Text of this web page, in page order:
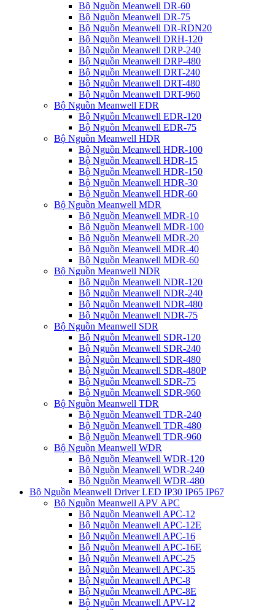
Bộ Nguồn Meanwell DR-60
Bộ Nguồn Meanwell DR-75
Bộ Nguồn Meanwell DR-RDN20
Bộ Nguồn Meanwell DRH-120
Bộ Nguồn Meanwell DRP-240
Bộ Nguồn Meanwell DRP-480
Bộ Nguồn Meanwell DRT-240
Bộ Nguồn Meanwell DRT-480
Bộ Nguồn Meanwell DRT-960
Bộ Nguồn Meanwell EDR
Bộ Nguồn Meanwell EDR-120
Bộ Nguồn Meanwell EDR-75
Bộ Nguồn Meanwell HDR
Bộ Nguồn Meanwell HDR-100
Bộ Nguồn Meanwell HDR-15
Bộ Nguồn Meanwell HDR-150
Bộ Nguồn Meanwell HDR-30
Bộ Nguồn Meanwell HDR-60
Bộ Nguồn Meanwell MDR
Bộ Nguồn Meanwell MDR-10
Bộ Nguồn Meanwell MDR-100
Bộ Nguồn Meanwell MDR-20
Bộ Nguồn Meanwell MDR-40
Bộ Nguồn Meanwell MDR-60
Bộ Nguồn Meanwell NDR
Bộ Nguồn Meanwell NDR-120
Bộ Nguồn Meanwell NDR-240
Bộ Nguồn Meanwell NDR-480
Bộ Nguồn Meanwell NDR-75
Bộ Nguồn Meanwell SDR
Bộ Nguồn Meanwell SDR-120
Bộ Nguồn Meanwell SDR-240
Bộ Nguồn Meanwell SDR-480
Bộ Nguồn Meanwell SDR-480P
Bộ Nguồn Meanwell SDR-75
Bộ Nguồn Meanwell SDR-960
Bộ Nguồn Meanwell TDR
Bộ Nguồn Meanwell TDR-240
Bộ Nguồn Meanwell TDR-480
Bộ Nguồn Meanwell TDR-960
Bộ Nguồn Meanwell WDR
Bộ Nguồn Meanwell WDR-120
Bộ Nguồn Meanwell WDR-240
Bộ Nguồn Meanwell WDR-480
Bộ Nguồn Meanwell Driver LED IP30 IP65 IP67
Bộ Nguồn Meanwell APV APC
Bộ Nguồn Meanwell APC-12
Bộ Nguồn Meanwell APC-12E
Bộ Nguồn Meanwell APC-16
Bộ Nguồn Meanwell APC-16E
Bộ Nguồn Meanwell APC-25
Bộ Nguồn Meanwell APC-35
Bộ Nguồn Meanwell APC-8
Bộ Nguồn Meanwell APC-8E
Bộ Nguồn Meanwell APV-12